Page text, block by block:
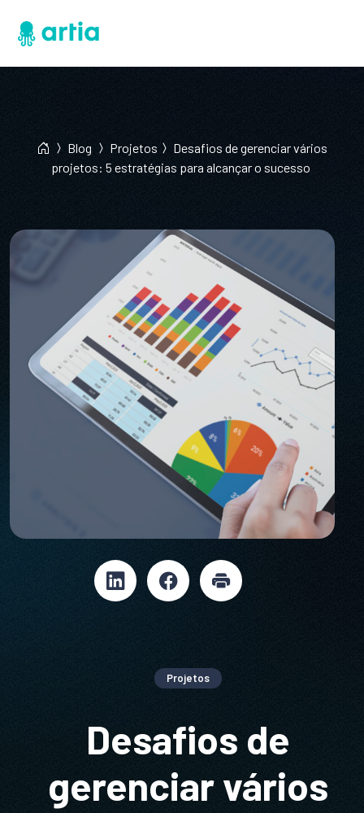
Blog Projetos
Desafios de gerenciar vários
projetos: 5 estratégias para alcançar o sucesso
Projetos
Desafios de
gerenciar vários